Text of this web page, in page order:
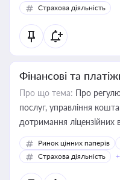
Страхова діяльність
Фінансові та
Про що тема: Про
послуг, управління коштами, приймання платежів та
дотримання ліцензійних
Ринок цінних паперів
Страхова діяльність